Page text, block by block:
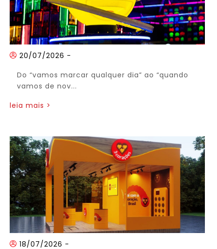
20/07/2026 -
Do “vamos marcar qualquer dia” ao “quando
vamos de nov...
leia mais >
18/07/2026 -